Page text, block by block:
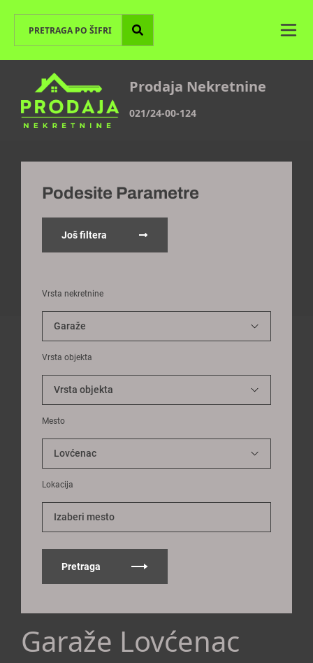
Prodaja Nekretnine
021/24-00-124
Podesite Parametre
Još filtera
Vrsta nekretnine
Vrsta objekta
Mesto
Lokacija
Izaberi mesto
Pretraga
Garaže Lovćenac